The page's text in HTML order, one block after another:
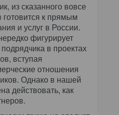
из сказанного вовсе
готовится к прямым
и услуг в России.
фигурирует
в проектах
вступая
отношения
Однако в нашей
действовать, как